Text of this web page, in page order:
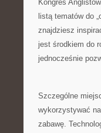
Kongres
listą tematów do
znajdziesz
jest środkiem do
jednocześnie
Szczególne
wykorzystywać
zabawę.